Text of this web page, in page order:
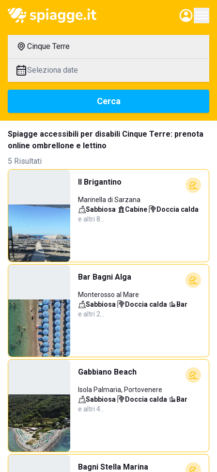
Cinque Terre
Seleziona date
Cerca
Spiagge accessibili per disabili Cinque Terre: prenota
online ombrellone e lettino
5 Risultati
Il Brigantino
Marinella di Sarzana
Sabbiosa· Cabine· Doccia calda·
e altri 8…
Bar Bagni Alga
Monterosso al Mare
Sabbiosa· Doccia calda· Bar·
e altri 2…
Gabbiano Beach
Isola Palmaria, Portovenere
Sabbiosa· Doccia calda· Bar·
e altri 4…
Bagni Stella Marina